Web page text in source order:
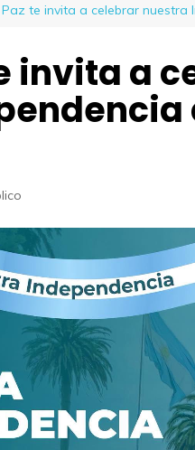
te invita a celebrar
invita a